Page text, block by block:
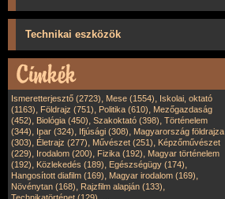
Technikai eszközök
Ismeretterjesztő (2723), Mese (1554), Iskolai, oktató
(1163), Földrajz (751), Politika (610), Mezőgazdaság
(452), Biológia (450), Szakoktató (398), Történelem
(344), Ipar (324), Ifjúsági (308), Magyarország földrajza
(303), Életrajz (277), Művészet (251), Képzőművészet
(229), Irodalom (200), Fizika (192), Magyar történelem
(192), Közlekedés (189), Egészségügy (174),
Hangosított diafilm (169), Magyar irodalom (169),
Növénytan (168), Rajzfilm alapján (133),